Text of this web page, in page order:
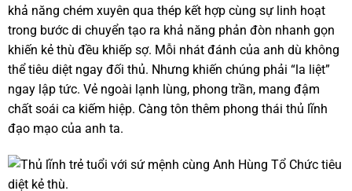
khả năng chém xuyên qua thép kết hợp cùng sự linh hoạt
trong bước di chuyển tạo ra khả năng phản đòn nhanh gọn
khiến kẻ thù đều khiếp sợ. Mỗi nhát đánh của anh dù không
thể tiêu diệt ngay đối thủ. Nhưng khiến chúng phải “la liệt”
ngay lập tức. Vẻ ngoài lạnh lùng, phong trần, mang đậm
chất soái ca kiếm hiệp. Càng tôn thêm phong thái thủ lĩnh
đạo mạo của anh ta.